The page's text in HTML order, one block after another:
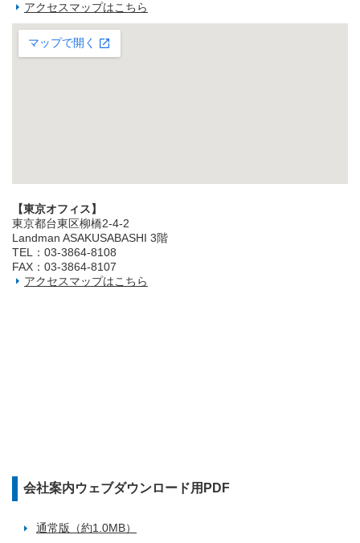
アクセスマップはこちら
【東京オフィス】
東京都台東区柳橋2‐4‐2
Landman ASAKUSABASHI 3階
TEL：03‐3864‐8108
FAX：03‐3864‐8107
アクセスマップはこちら
会社案内ウェブダウンロード用PDF
通常版（約1.0MB）